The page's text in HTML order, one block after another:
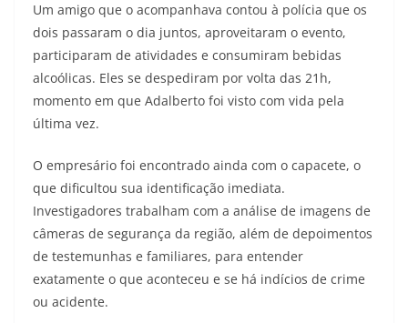
Um amigo que o acompanhava contou à polícia que os
dois passaram o dia juntos, aproveitaram o evento,
participaram de atividades e consumiram bebidas
alcoólicas. Eles se despediram por volta das 21h,
momento em que Adalberto foi visto com vida pela
última vez.
O empresário foi encontrado ainda com o capacete, o
que dificultou sua identificação imediata.
Investigadores trabalham com a análise de imagens de
câmeras de segurança da região, além de depoimentos
de testemunhas e familiares, para entender
exatamente o que aconteceu e se há indícios de crime
ou acidente.